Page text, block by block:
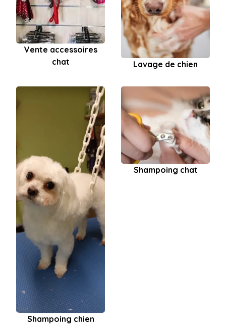
Vente accessoires
chat
Lavage de chien
Shampoing chien
Shampoing chat